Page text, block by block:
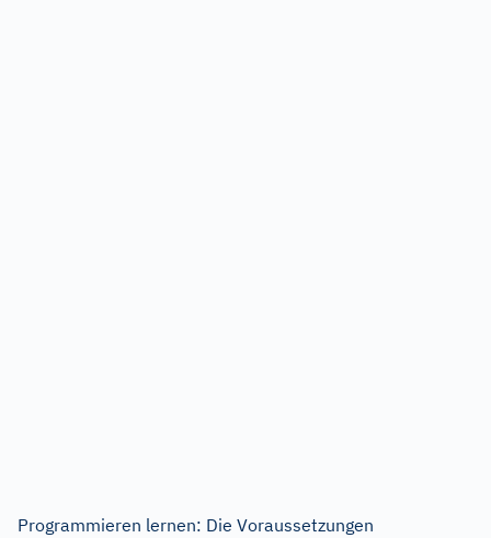
Programmieren lernen: Die Voraussetzungen